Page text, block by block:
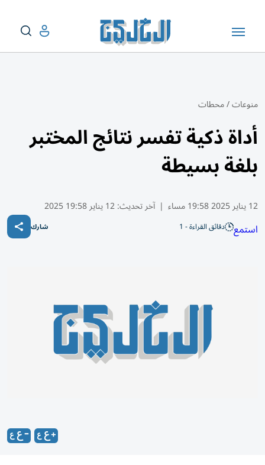
منوعات/محطات
أداة ذكية تفسر نتائج المختبر
بلغة بسيطة
12 يناير 2025 19:58 مساء | آخر تحديث:12 يناير 19:58 2025
استمع دقائق القراءة - 1 شارك